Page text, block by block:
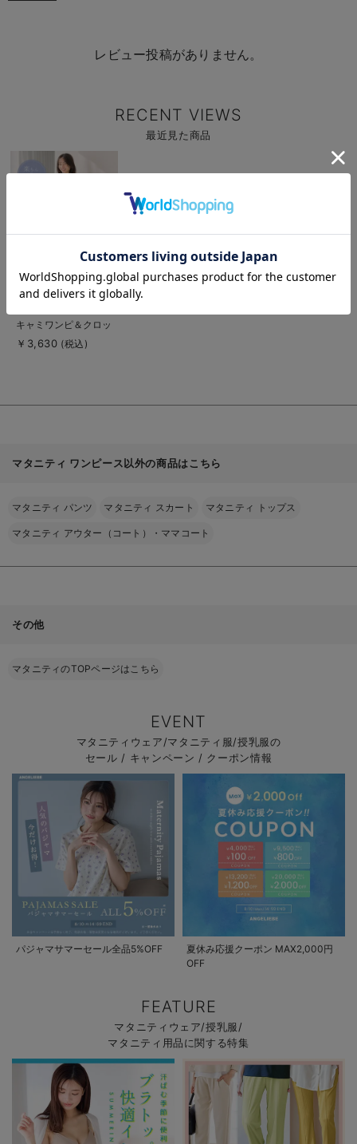
レビュー投稿がありません。
RECENT VIEWS
最近見た商品
商
品
詳
品
詳
を
キャミワンピ＆クロッ
プドトップス マタニ
￥3,630 (税込)
マタニティ ワンピース以外の商品はこちら
マタニティ パンツ マタニティ スカート マタニティ トップス
マタニティ アウター（コート）・ママコート
その他
マタニティのTOPページはこちら
EVENT
マタニティウェア/マタニティ服/授乳服の
セール / キャンペーン / クーポン情報
パジャマサマーセール全品5%OFF
夏休み応援クーポン MAX2,000円
OFF
FEATURE
マタニティウェア/授乳服/
マタニティ用品に関する特集
お気に入り商品を確認する